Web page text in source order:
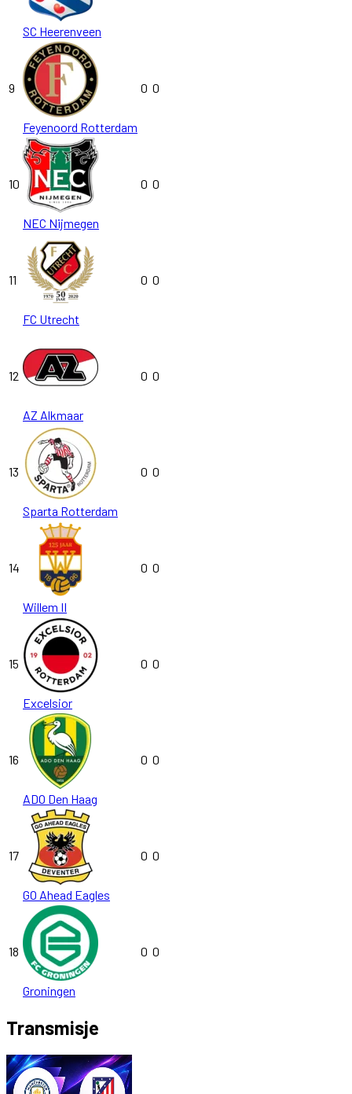
SC Heerenveen
9
Feyenoord Rotterdam
0 0
10
NEC Nijmegen
0 0
11
FC Utrecht
0 0
12
AZ Alkmaar
0 0
13
Sparta Rotterdam
0 0
14
Willem II
0 0
15
Excelsior
0 0
16
ADO Den Haag
0 0
17
GO Ahead Eagles
0 0
18
Groningen
0 0
Transmisje